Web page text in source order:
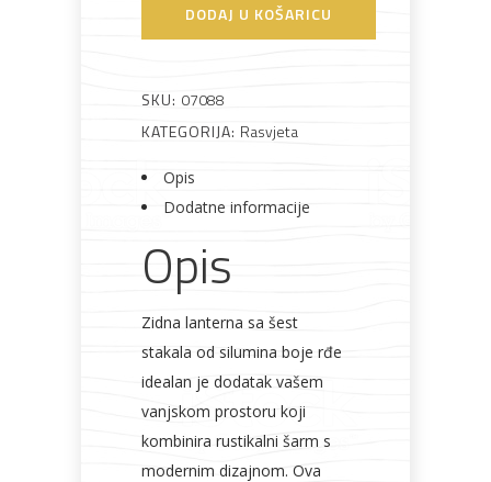
Metalna
galanterija
ElektromaterijalVijčana
roba
rustikalna
količina
DODAJ U KOŠARICU
SKU: 07088
KATEGORIJA: Rasvjeta
Opis
Dodatne informacije
Opis
Zidna lanterna sa šest
stakala od silumina boje rđe
idealan je dodatak vašem
vanjskom prostoru koji
kombinira rustikalni šarm s
modernim dizajnom. Ova